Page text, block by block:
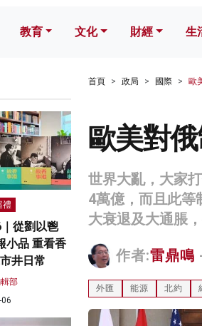
教育 文化 財經 生
首頁 政局 國際 歐
歐美對
世界大亂，大家
4萬億，而且此等
大衰退及大通脹，
作者:雷鼎鳴
外匯 能源 北約
禮
從劉以鬯
小品 重看香
井日常
部